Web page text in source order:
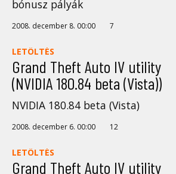
bónusz pályák
2008. december 8. 00:00 7
LETÖLTÉS
Grand Theft Auto IV utility
(NVIDIA 180.84 beta (Vista))
NVIDIA 180.84 beta (Vista)
2008. december 6. 00:00 12
LETÖLTÉS
Grand Theft Auto IV utility